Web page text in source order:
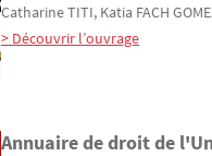
CatharineTITI, Katia FACH
> Découvrir l’ouvrage
Annuaire de droit de